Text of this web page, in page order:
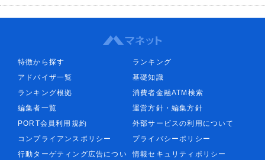
特徴から探す
ランキング
アドバイザ一覧
基礎知識
ランキング根拠
消費者金融ATM検索
編集者一覧
運営方針・編集方針
PORT会員利用規約
外部サービスの利用について
コンプライアンスポリシー
プライバシーポリシー
行動ターゲティング広告につい
情報セキュリティポリシー